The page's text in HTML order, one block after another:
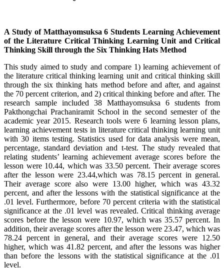
A Study of Matthayomsuksa 6 Students Learning Achievement
of the Literature Critical Thinking Learning Unit and Critical
Thinking Skill through the Six Thinking Hats Method
This study aimed to study and compare 1) learning achievement of
the literature critical thinking learning unit and critical thinking skill
through the six thinking hats method before and after, and against
the 70 percent criterion, and 2) critical thinking before and after. The
research sample included 38 Matthayomsuksa 6 students from
Pakthongchai Prachaniramit School in the second semester of the
academic year 2015. Research tools were 6 learning lesson plans,
learning achievement tests in literature critical thinking learning unit
with 30 items testing. Statistics used for data analysis were mean,
percentage, standard deviation and t-test. The study revealed that
relating students’ learning achievement average scores before the
lesson were 10.44, which was 33.50 percent. Their average scores
after the lesson were 23.44,which was 78.15 percent in general.
Their average score also were 13.00 higher, which was 43.32
percent, and after the lessons with the statistical significance at the
.01 level. Furthermore, before 70 percent criteria with the statistical
significance at the .01 level was revealed. Critical thinking average
scores before the lesson were 10.97, which was 35.57 percent. In
addition, their average scores after the lesson were 23.47, which was
78.24 percent in general, and their average scores were 12.50
higher, which was 41.82 percent, and after the lessons was higher
than before the lessons with the statistical significance at the .01
level.